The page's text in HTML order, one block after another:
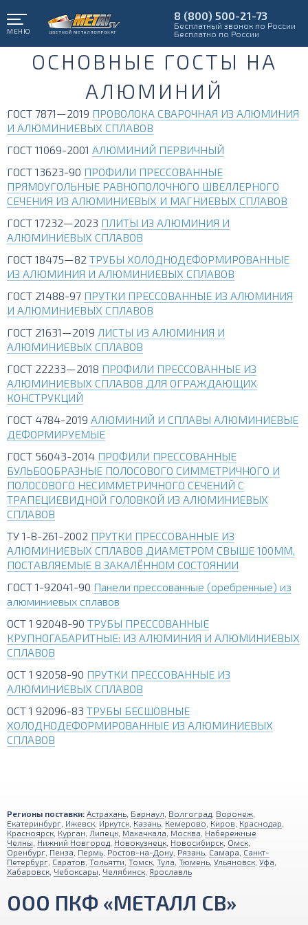
МЕНЮ
8 (800) 500-21-73
Бесплатный звонок по России
Бесплатно по России
ОСНОВНЫЕ ГОСТЫ НА
АЛЮМИНИЙ
ГОСТ 7871—2019 ПРОВОЛОКА СВАРОЧНАЯ ИЗ АЛЮМИНИЯ
И АЛЮМИНИЕВЫХ СПЛАВОВ
ГОСТ 11069-2001 АЛЮМИНИЙ ПЕРВИЧНЫЙ
ГОСТ 13623-90 ПРОФИЛИ ПРЕССОВАННЫЕ
ПРЯМОУГОЛЬНЫЕ РАВНОПОЛОЧНОГО ШВЕЛЛЕРНОГО
СЕЧЕНИЯ ИЗ АЛЮМИНИЕВЫХ И МАГНИЕВЫХ СПЛАВОВ
ГОСТ 17232—2023 ПЛИТЫ ИЗ АЛЮМИНИЯ И
АЛЮМИНИЕВЫХ СПЛАВОВ
ГОСТ 18475—82 ТРУБЫ ХОЛОДНОДЕФОРМИРОВАННЫЕ
ИЗ АЛЮМИНИЯ И АЛЮМИНИЕВЫХ СПЛАВОВ
ГОСТ 21488-97 ПРУТКИ ПРЕССОВАННЫЕ ИЗ АЛЮМИНИЯ
И АЛЮМИНИЕВЫХ СПЛАВОВ
ГОСТ 21631—2019 ЛИСТЫ ИЗ АЛЮМИНИЯ И
АЛЮМИНИЕВЫХ СПЛАВОВ
ГОСТ 22233—2018 ПРОФИЛИ ПРЕССОВАННЫЕ ИЗ
АЛЮМИНИЕВЫХ СПЛАВОВ ДЛЯ ОГРАЖДАЮЩИХ
КОНСТРУКЦИЙ
ГОСТ 4784-2019 АЛЮМИНИЙ И СПЛАВЫ АЛЮМИНИЕВЫЕ
ДЕФОРМИРУЕМЫЕ
ГОСТ 56043-2014 ПРОФИЛИ ПРЕССОВАННЫЕ
БУЛЬБООБРАЗНЫЕ ПОЛОСОВОГО СИММЕТРИЧНОГО И
ПОЛОСОВОГО НЕСИММЕТРИЧНОГО СЕЧЕНИЙ С
ТРАПЕЦИЕВИДНОЙ ГОЛОВКОЙ ИЗ АЛЮМИНИЕВЫХ
СПЛАВОВ
ТУ 1-8-261-2002 ПРУТКИ ПРЕССОВАННЫЕ ИЗ
АЛЮМИНИЕВЫХ СПЛАВОВ ДИАМЕТРОМ СВЫШЕ 100ММ,
ПОСТАВЛЯЕМЫЕ В ЗАКАЛЁННОМ СОСТОЯНИИ
ГОСТ 1-92041-90 Панели прессованные (оребренные) из
алюминиевых сплавов
ОСТ 1 92048-90 ТРУБЫ ПРЕССОВАННЫЕ
КРУПНОГАБАРИТНЫЕ: ИЗ АЛЮМИНИЯ И АЛЮМИНИЕВЫХ
СПЛАВОВ
ОСТ 1 92058-90 ПРУТКИ ПРЕССОВАННЫЕ ИЗ
АЛЮМИНИЕВЫХ СПЛАВОВ
ОСТ 1 92096-83 ТРУБЫ БЕСШОВНЫЕ
ХОЛОДНОДЕФОРМИРОВАННЫЕ ИЗ АЛЮМИНИЕВЫХ
СПЛАВОВ
Регионы поставки: Астрахань Барнаул Волгоград Воронеж
Екатеринбург Ижевск Иркутск Казань Кемерово Киров Краснодар
Красноярск Курган Липецк Махачкала Москва Набережные
Челны Нижний Новгород Новокузнецк Новосибирск Омск
Оренбург Пенза Пермь Ростов-на-Дону Рязань Самара Санкт-
Петербург Саратов Тольятти Томск Тула Тюмень Ульяновск Уфа
Хабаровск Чебоксары Челябинск Ярославль
ООО ПКФ «МЕТАЛЛ СВ»